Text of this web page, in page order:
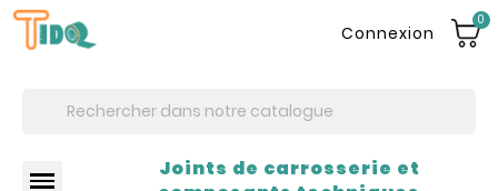
Connexion
0
Joints de carrosserie et